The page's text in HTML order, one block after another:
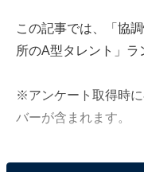
この記事では、「協
所のA型タレント」ラ
※アンケート取得時
バーが含まれます。